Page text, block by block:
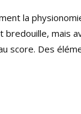
la
bredouille, mais
score. Des